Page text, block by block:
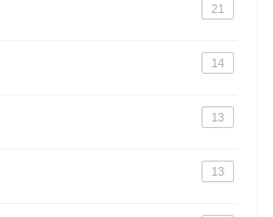
21
14
13
13